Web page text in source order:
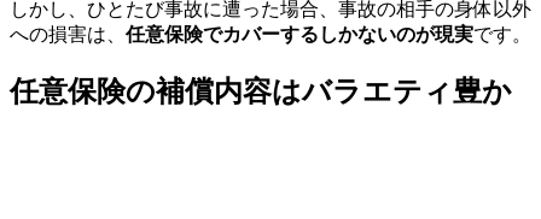
しかし、ひとたび事故に遭った場合、事故の相手の身体以外
への損害は、 任意保険でカバーするしかないのが現実です。
任意保険の補償内容はバラエティ豊か